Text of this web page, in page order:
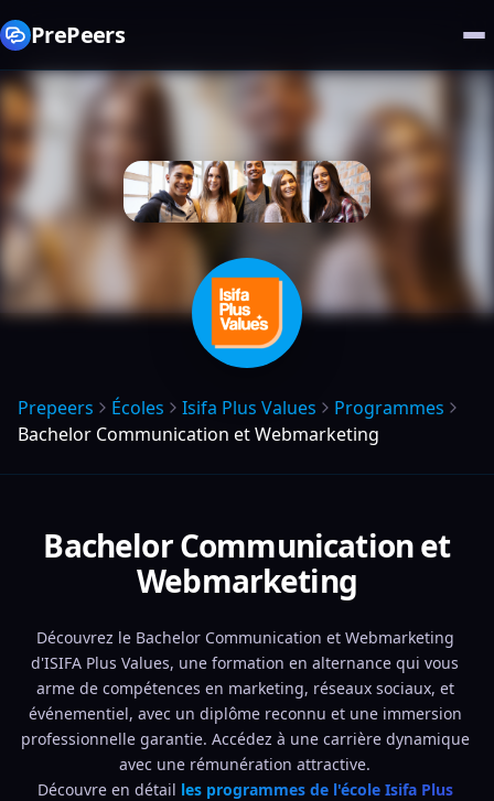
PrePeers
Prepeers Écoles Isifa Plus Values
Programmes
Bachelor Communication et Webmarketing
Bachelor Communication et
Webmarketing
Découvrez le Bachelor Communication et Webmarketing
d'ISIFA Plus Values, une formation en alternance qui vous
arme de compétences en marketing, réseaux sociaux, et
événementiel, avec un diplôme reconnu et une immersion
professionnelle garantie. Accédez à une carrière dynamique
avec une rémunération attractive.
Découvre en détail les programmes de l'école Isifa Plus